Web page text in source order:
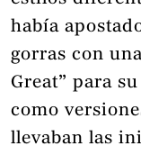
había
gorras con
Great” para
como
llevaban las